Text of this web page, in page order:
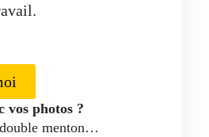
vos photos ?
menton…